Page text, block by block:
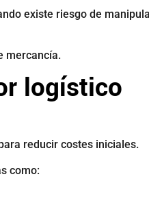
existe riesgo de
mercancía.
logístico
reducir costes iniciales.
como: